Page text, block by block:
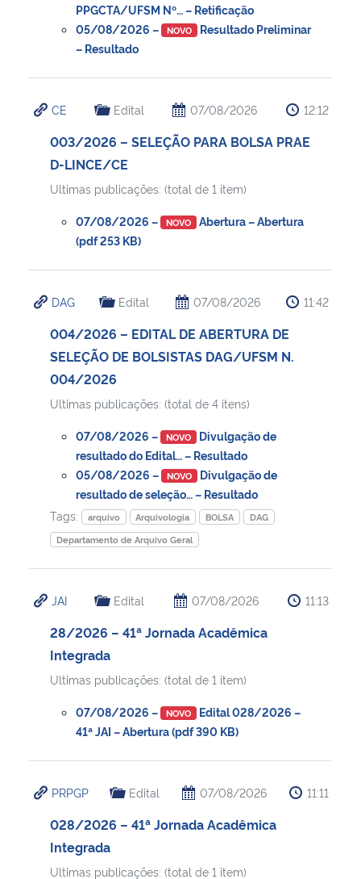
PPGCTA/UFSM Nº… – Retificação
05/08/2026 –
NOVO Resultado Preliminar
– Resultado
CE Edital 07/08/2026 12:12
003/2026 – SELEÇÃO PARA BOLSA PRAE
D-LINCE/CE
Ultimas publicações: (total de 1 item)
07/08/2026 – NOVO Abertura – Abertura
(pdf 253 KB)
DAG Edital 07/08/2026 11:42
004/2026 – EDITAL DE ABERTURA DE
SELEÇÃO DE BOLSISTAS DAG/UFSM N.
004/2026
Ultimas publicações: (total de 4 itens)
07/08/2026 – NOVO Divulgação de
resultado do Edital… – Resultado
05/08/2026 –
NOVO Divulgação de
resultado de seleção… – Resultado
Tags:
arquivo Arquivologia BOLSA
DAG
Departamento de Arquivo Geral
JAI Edital 07/08/2026 11:13
28/2026 – 41ª Jornada Acadêmica
Integrada
Ultimas publicações: (total de 1 item)
07/08/2026 – NOVO Edital 028/2026 –
41ª JAI – Abertura (pdf 390 KB)
PRPGP Edital 07/08/2026 11:11
028/2026 – 41ª Jornada Acadêmica
Integrada
Ultimas publicações: (total de 1 item)